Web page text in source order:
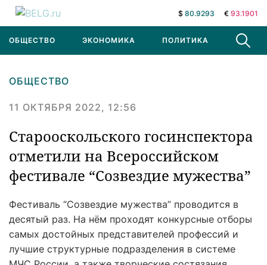
$ 80.9293 € 93.1901
ОБЩЕСТВО ЭКОНОМИКА ПОЛИТИКА В МИРЕ
ОБЩЕСТВО
11 ОКТЯБРЯ 2022, 12:56
Старооскольского госинспектора
отметили на Всероссийском
фестивале “Созвездие мужества”
Фестиваль “Созвездие мужества” проводится в
десятый раз. На нём проходят конкурсные отборы
самых достойных представителей профессий и
лучшие структурные подразделения в системе